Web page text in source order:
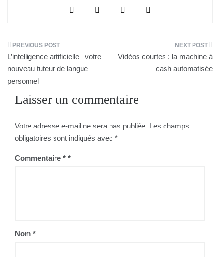
Navigation
de
l’article
L’intelligence artificielle : votre
nouveau tuteur de langue
personnel
Vidéos courtes : la machine à
cash automatisée
Laisser un commentaire
Votre adresse e-mail ne sera pas publiée. Les champs
obligatoires sont indiqués avec *
Commentaire *
Nom *